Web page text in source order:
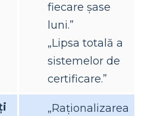
fiecare șase
luni.”
„Lipsa totală a
sistemelor de
certificare.”
„Raționalizarea